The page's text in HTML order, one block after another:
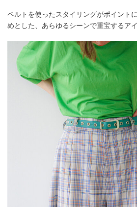
ベルトを使ったスタイリングがポイント
めとした、あらゆるシーンで重宝するアイ